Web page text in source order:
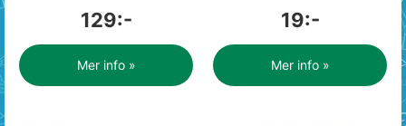
129:-
Mer info »
19:-
Mer info »